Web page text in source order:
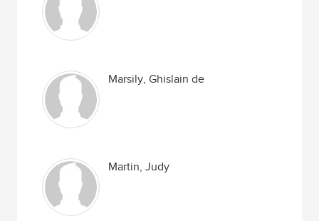
Marsily, Ghislain de
Martin, Judy